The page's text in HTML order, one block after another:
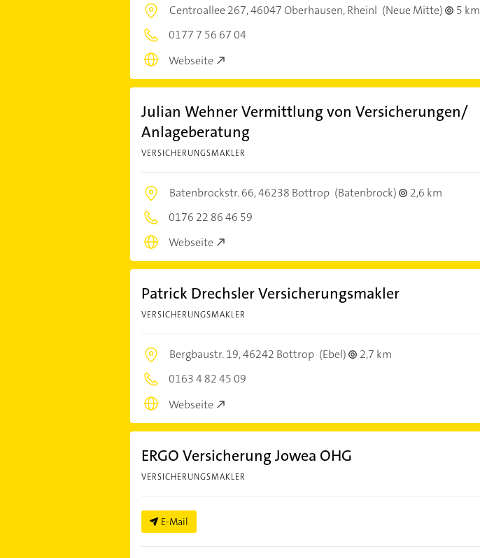
Centroallee 267,46047 Oberhausen, Rheinl (Neue Mitte)
5 km
0177 7 56 67 04
Webseite
Julian Wehner Vermittlung von Versicherungen/
Anlageberatung
VERSICHERUNGSMAKLER
Batenbrockstr. 66,46238 Bottrop (Batenbrock)
2,6 km
0176 22 86 46 59
Webseite
Patrick Drechsler Versicherungsmakler
VERSICHERUNGSMAKLER
Bergbaustr. 19,46242 Bottrop (Ebel)
2,7 km
0163 4 82 45 09
Webseite
ERGO Versicherung Jowea OHG
VERSICHERUNGSMAKLER
E-Mail